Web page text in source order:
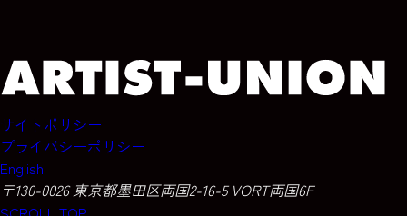
サイトポリシー
プライバシーポリシー
English
〒130-0026 東京都墨田区両国2-16-5 VORT両国6F